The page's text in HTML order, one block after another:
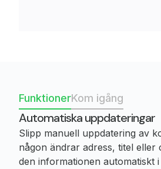
FunktionerKom igång
Automatiska uppdateringar
Slipp manuell uppdatering av
någon ändrar adress, titel eller
den informationen automatiskt